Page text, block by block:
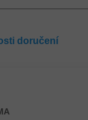
doručení